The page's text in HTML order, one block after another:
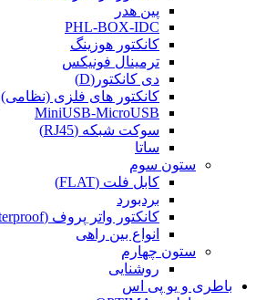
پین هدر
PHL-BOX-IDC
کانکتور هوزینگ
ترمینال فونیکس
دی کانکتور(D)
کانکتور های فلزی (نظامی)
MiniUSB-MicroUSB
سوکت شبکه (RJ45)
ساتا
ستون سوم
کابل فلت (FLAT)
بردبورد
کانکتور واتر پروف (Waterproof)
انواع بین راهی
ستون چهارم
روشنایی
باطری و یو پی اس